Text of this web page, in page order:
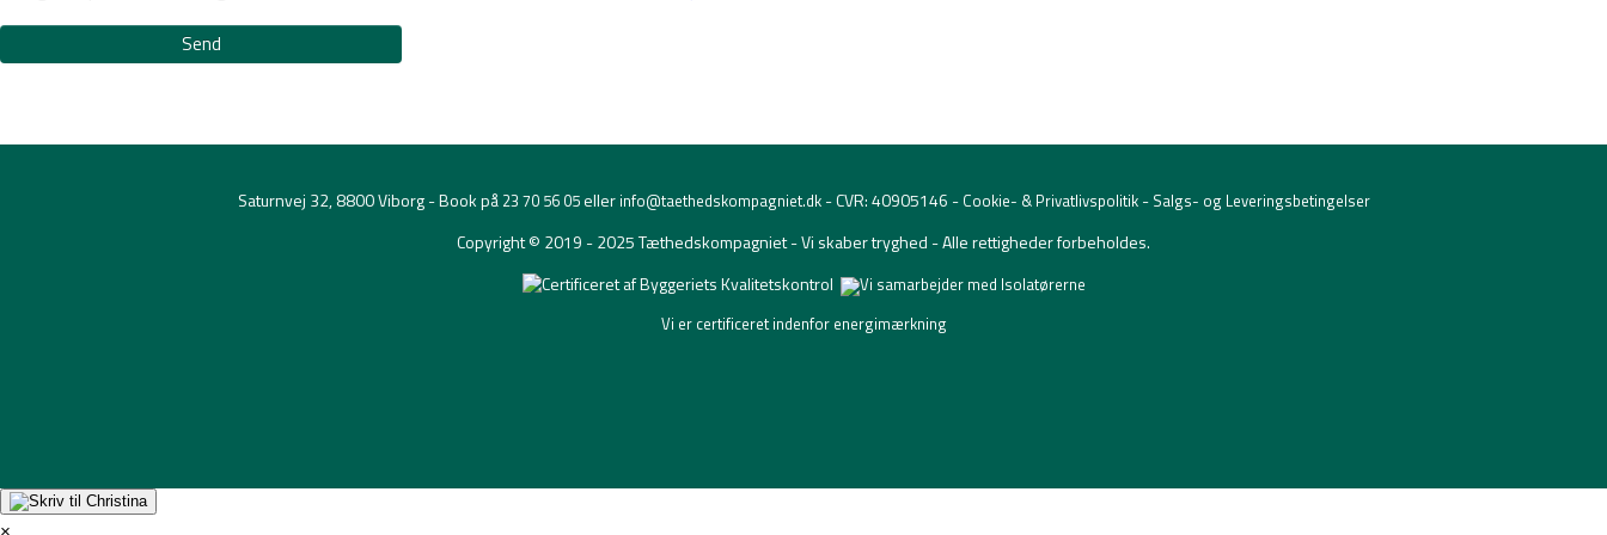
Send
Saturnvej 32, 8800 Viborg - Book på 23 70 56 05eller info@taethedskompagniet.dk- CVR: 40905146 - Cookie- & Privatlivspolitik- Salgs- og Leveringsbetingelser
Copyright © 2019 - 2025 Tæthedskompagniet - Vi skaber tryghed - Alle rettigheder forbeholdes.
Vi er certificeret indenfor energimærkning